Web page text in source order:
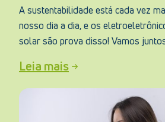
A sustentabilidade está cada vez
nosso dia a dia, e os
solar são prova disso! Vamos
Leia mais